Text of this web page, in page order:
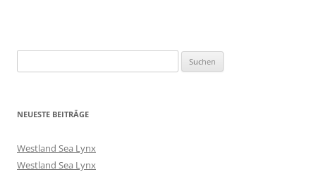
nach:
NEUESTE BEITRÄGE
Westland Sea Lynx
Westland Sea Lynx